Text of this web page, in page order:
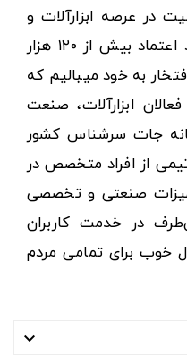
۱۰ سال فعالیت در عرصه ابزارآلات و
کالاهای صنعتی توانسته مورد اعتماد بیش از ۱۲۰ هزار
به خود میبالیم که
ابزارآلات، صنعت
جات سرشناس کشور
از افراد متخصص در
صنعتی و تخصصی
در خدمت کاربران
خوب برای تمامی مردم
